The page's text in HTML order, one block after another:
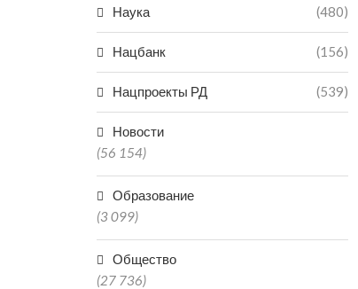
Наука (480)
Нацбанк (156)
Нацпроекты РД (539)
Новости
(56 154)
Образование
(3 099)
Общество
(27 736)